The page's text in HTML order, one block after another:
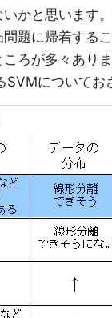
かと思います
題に帰着する
ろが多々あり
についてお